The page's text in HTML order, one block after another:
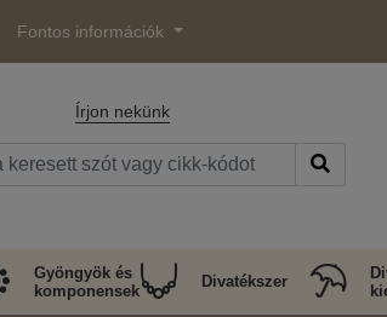
Fontos információk
Írjon nekünk
Gyöngyök és
komponensek
Divatékszer